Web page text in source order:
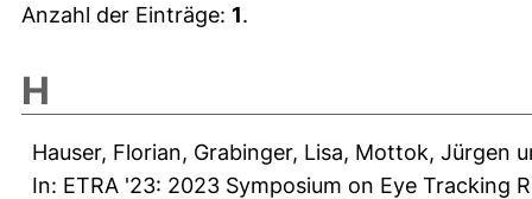
Anzahl der Einträge: 1.
H
Hauser, Florian, Grabinger, Lisa, Mottok, Jürgen
In: ETRA '23: 2023 Symposium on Eye Tracking